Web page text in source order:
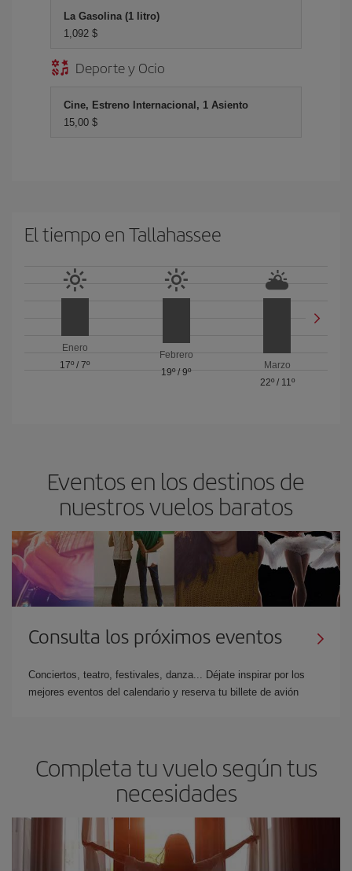
La Gasolina (1 litro)
1,092 $
Deporte y Ocio
Cine, Estreno Internacional, 1 Asiento
15,00 $
El tiempo en Tallahassee
Enero
17º /7º
Febrero
19º/ 9º
Marzo
22º/ 11º
Eventos en los destinos de
nuestros vuelos baratos
Consulta los próximos eventos
Conciertos, teatro, festivales, danza... Déjate inspirar por los
mejores eventos del calendario y reserva tu billete de avión
Completa tu vuelo según tus
necesidades